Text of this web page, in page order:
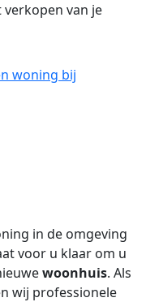
van je
woning bij
in de omgeving
voor u klaar om u
woonhuis. Als
wij professionele